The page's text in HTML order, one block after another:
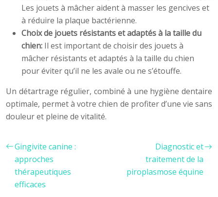
Les jouets à mâcher aident à masser les gencives et
à réduire la plaque bactérienne.
Choix de jouets résistants et adaptés à la taille du
chien: Il est important de choisir des jouets à
mâcher résistants et adaptés à la taille du chien
pour éviter qu’il ne les avale ou ne s’étouffe.
Un détartrage régulier, combiné à une hygiène dentaire
optimale, permet à votre chien de profiter d’une vie sans
douleur et pleine de vitalité.
Gingivite canine :
approches
thérapeutiques
efficaces
Diagnostic et
traitement de la
piroplasmose équine